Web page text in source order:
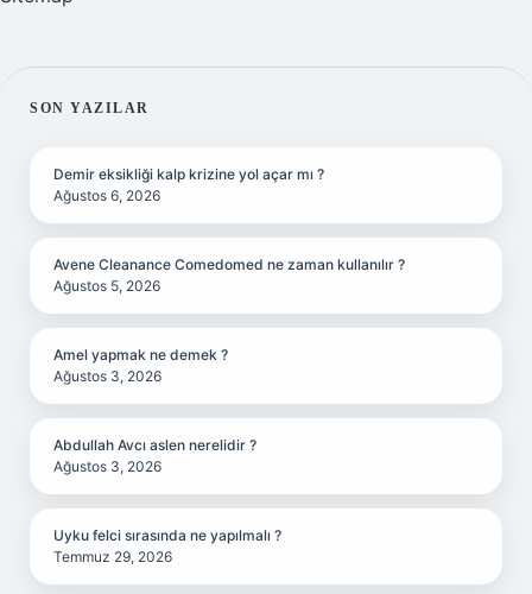
SIDEBAR
SON YAZILAR
Demir eksikliği kalp krizine yol açar mı ?
Ağustos 6, 2026
Avene Cleanance Comedomed ne zaman kullanılır ?
Ağustos 5, 2026
Amel yapmak ne demek ?
Ağustos 3, 2026
Abdullah Avcı aslen nerelidir ?
Ağustos 3, 2026
Uyku felci sırasında ne yapılmalı ?
Temmuz 29, 2026